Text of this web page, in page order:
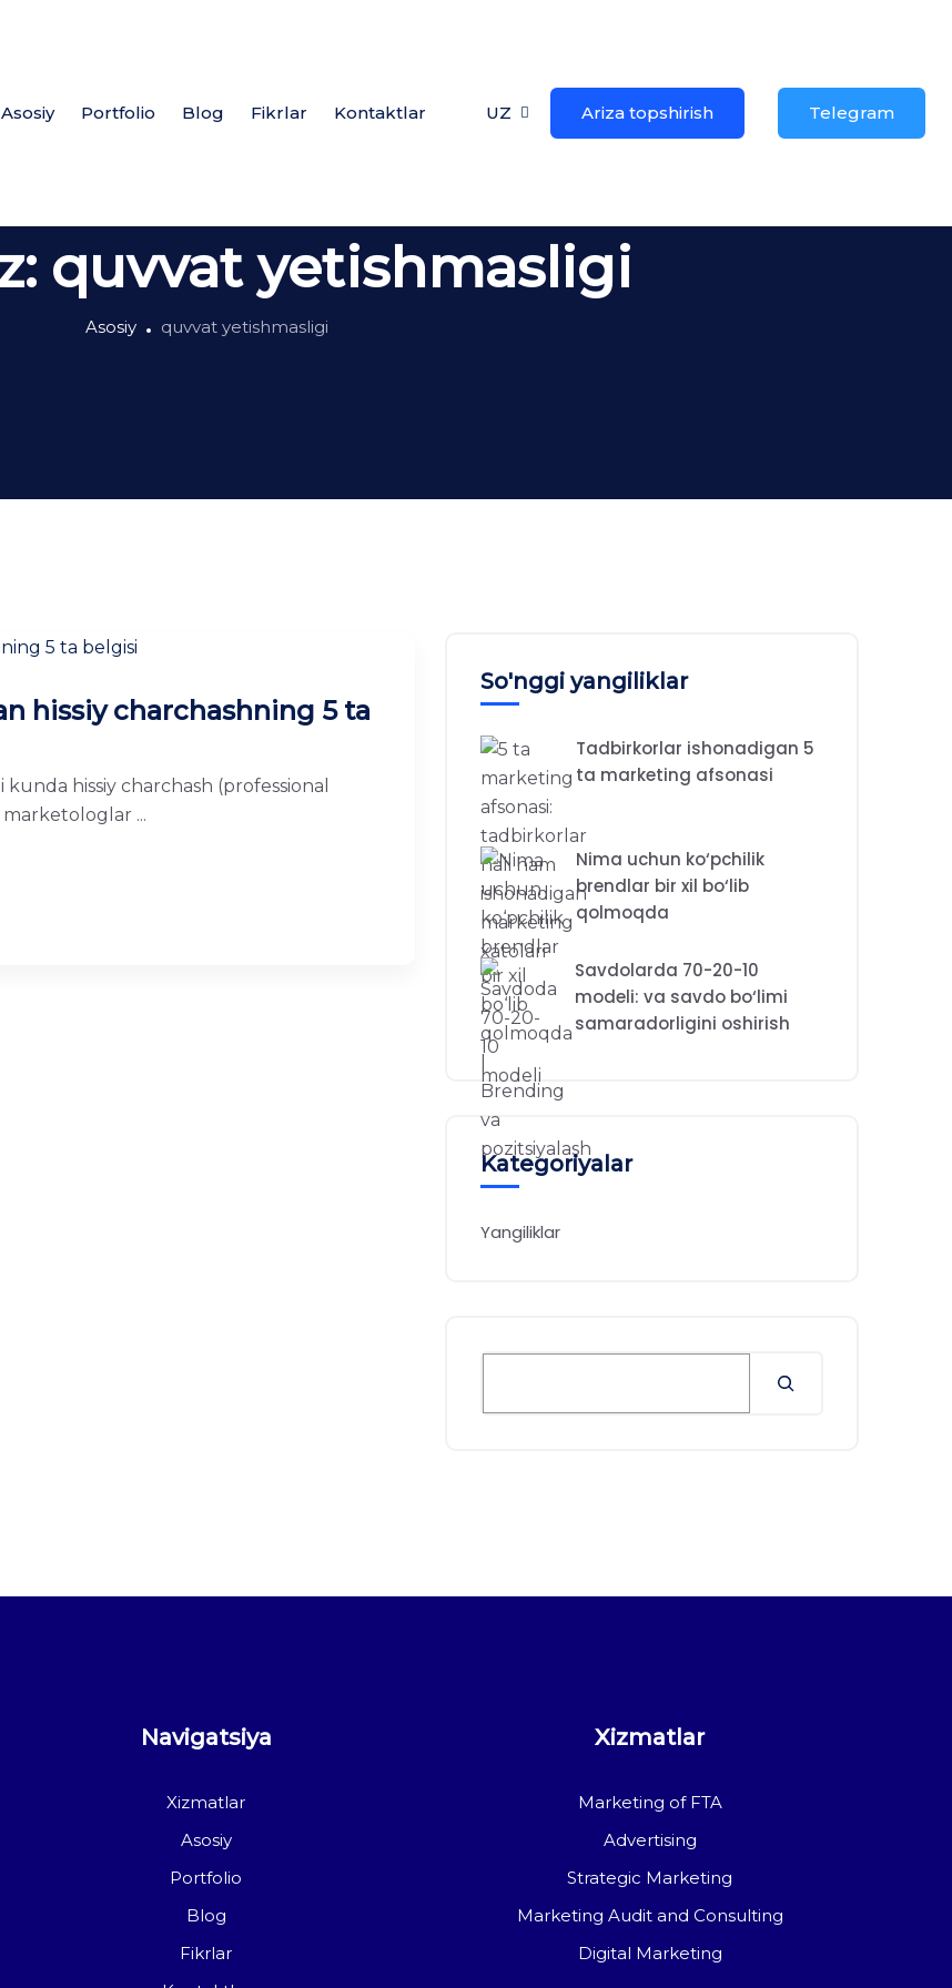
Asosiy Portfolio Blog Fikrlar Kontaktlar UZ Ariza topshirish Telegram
quvvat yetishmasligi
Asosiy quvvat yetishmasligi
hissiy charchashning 5 ta
hissiy charchash (professional
...
So'nggi yangiliklar
Tadbirkorlar ishonadigan 5
ta marketing afsonasi
Nima uchun ko‘pchilik
brendlar bir xil bo‘lib
qolmoqda
Savdolarda 70-20-10
modeli: va savdo bo‘limi
samaradorligini oshirish
Kategoriyalar
Yangiliklar
Navigatsiya
Xizmatlar
Asosiy
Portfolio
Blog
Fikrlar
Xizmatlar
Marketing of FTA
Advertising
Strategic Marketing
Marketing Audit and Consulting
Digital Marketing